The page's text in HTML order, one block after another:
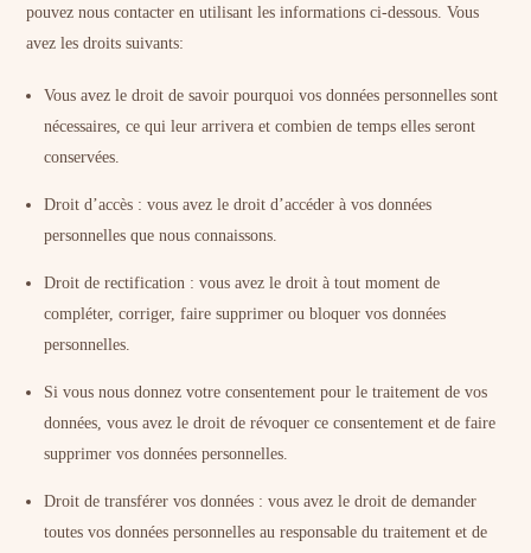
pouvez nous contacter en utilisant les informations ci-dessous. Vous
avez les droits suivants:
Vous avez le droit de savoir pourquoi vos données personnelles sont
nécessaires, ce qui leur arrivera et combien de temps elles seront
conservées.
Droit d’accès : vous avez le droit d’accéder à vos données
personnelles que nous connaissons.
Droit de rectification : vous avez le droit à tout moment de
compléter, corriger, faire supprimer ou bloquer vos données
personnelles.
Si vous nous donnez votre consentement pour le traitement de vos
données, vous avez le droit de révoquer ce consentement et de faire
supprimer vos données personnelles.
Droit de transférer vos données : vous avez le droit de demander
toutes vos données personnelles au responsable du traitement et de